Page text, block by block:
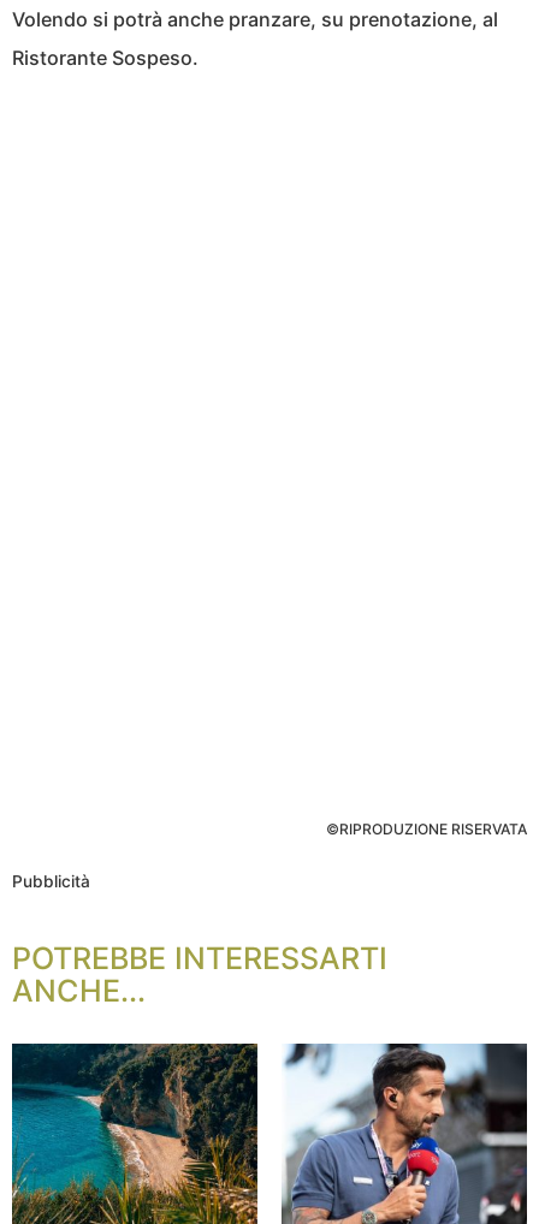
Volendo si potrà anche pranzare, su prenotazione, al
Ristorante Sospeso.
©RIPRODUZIONE RISERVATA
Pubblicità
POTREBBE INTERESSARTI
ANCHE...